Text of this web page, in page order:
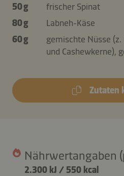
50 g
frischer Spinat
80 g
Labneh-Käse
60 g
gemischte Nüsse
und Cashewkerne),
Zutaten
Nährwertangaben
2.300 kJ / 550 kcal